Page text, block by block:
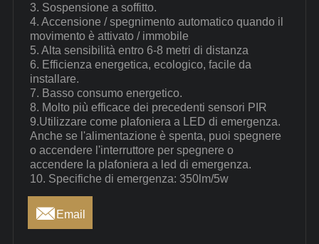
3. Sospensione a soffitto.
4. Accensione / spegnimento automatico quando il
movimento è attivato / immobile
5. Alta sensibilità entro 6-8 metri di distanza
6. Efficienza energetica, ecologico, facile da
installare.
7. Basso consumo energetico.
8. Molto più efficace dei precedenti sensori PIR
9.Utilizzare come plafoniera a LED di emergenza.
Anche se l'alimentazione è spenta, puoi spegnere
o accendere l'interruttore per spegnere o
accendere la plafoniera a led di emergenza.
10. Specifiche di emergenza: 350lm/5w
 Email